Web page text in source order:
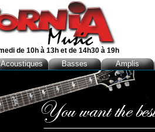
de 10h à 13h et de 14h30 à 19h
Acoustiques Basses Amplis